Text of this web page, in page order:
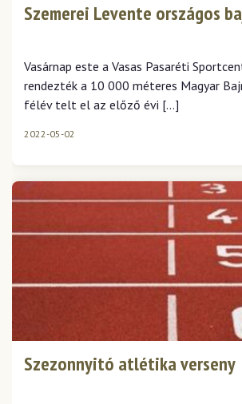
Szemerei Levente országos
Vasárnap este a Vasas Pasaréti
rendezték a 10 000 méteres Magyar
félév telt el az előző évi […]
2022-05-02
Szezonnyitó atlétika verseny